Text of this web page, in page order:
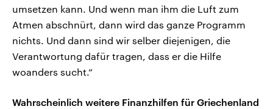
umsetzen kann. Und wenn man ihm die Luft zum
Atmen abschnürt, dann wird das ganze Programm
nichts. Und dann sind wir selber diejenigen, die
Verantwortung dafür tragen, dass er die Hilfe
woanders sucht.“
Wahrscheinlich weitere Finanzhilfen für Griechenland